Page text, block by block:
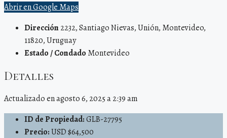
Abrir en Google Maps
Dirección2232, Santiago Nievas, Unión, Montevideo,
11820, Uruguay
Estado / Condado Montevideo
Detalles
Actualizado en agosto 6, 2025 a 2:39 am
ID de Propiedad:GLB-27795
Precio:USD $64,500